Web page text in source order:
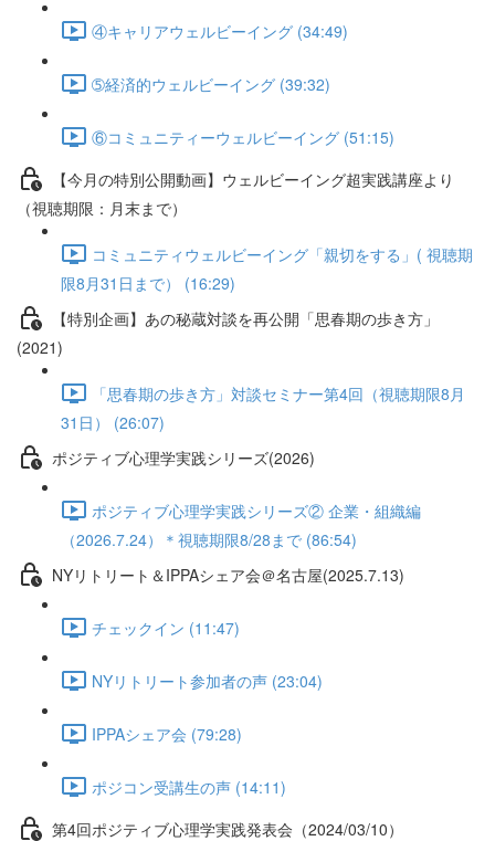
④キャリアウェルビーイング (34:49)
➄経済的ウェルビーイング (39:32)
⑥コミュニティーウェルビーイング (51:15)
【今月の特別公開動画】ウェルビーイング超実践講座より
（視聴期限：月末まで）
コミュニティウェルビーイング「親切をする」( 視聴期
限8月31日まで） (16:29)
【特別企画】あの秘蔵対談を再公開「思春期の歩き方」
(2021)
「思春期の歩き方」対談セミナー第4回（視聴期限8月
31日） (26:07)
ポジティブ心理学実践シリーズ(2026)
ポジティブ心理学実践シリーズ② 企業・組織編
（2026.7.24）＊視聴期限8/28まで (86:54)
NYリトリート＆IPPAシェア会＠名古屋(2025.7.13)
チェックイン (11:47)
NYリトリート参加者の声 (23:04)
IPPAシェア会 (79:28)
ポジコン受講生の声 (14:11)
第4回ポジティブ心理学実践発表会（2024/03/10）